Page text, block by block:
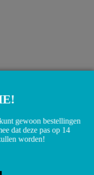
Antenne versterker
gewoon bestellingen
dat deze pas op 14
worden!